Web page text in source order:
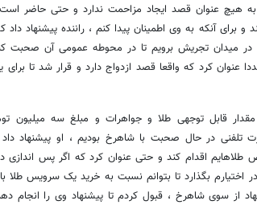
هیچ عنوان قصد ایجاد مزاحمت ندارد و حتی حاضر
برای آنکه به وی اطمینان پیدا کنم ، راننده پیشنهاد
در میدان تجریش برویم تا در محوطه عمومی آن صحبت
کرد که واقعا قصد ازدواج دارد و قرار شد تا برای
قابل توجهی طلا و جواهرات و مبلغ سه میلیون
تلفنی در حال صحبت با شاهرخ بودیم ، او پیشنهاد
اقدام کند و حتی عنوان کرد که اگر پس اندازی
بگذارد تا بتوانم نسبت به خرید یک سرویس طلا
از سوی شاهرخ ، قبول کردم تا پیشنهاد وی را انجام